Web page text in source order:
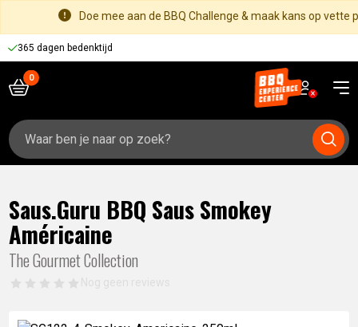
Doe mee aan de BBQ Challenge & maak kans op vette
365 dagen bedenktijd
Zoeken
naar:
Saus.Guru BBQ Saus Smokey
Américaine
The Gourmet Collection